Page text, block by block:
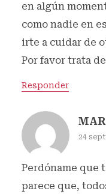
en algún
como nadie en
irte a cuidar de
Por favor trata
Responder
24
Perdóname que
parece que,